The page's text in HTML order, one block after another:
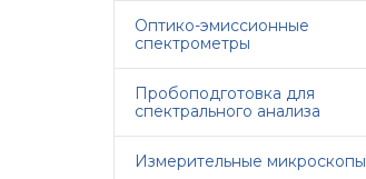
Оптико-эмиссионные
спектрометры
Пробоподготовка для
спектрального анализа
Измерительные микроскопы